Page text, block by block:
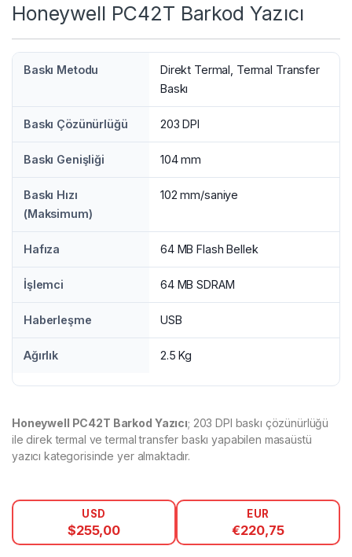
Honeywell PC42T Barkod Yazıcı
Baskı Metodu
Direkt Termal, Termal Transfer
Baskı
Baskı Çözünürlüğü 203 DPI
Baskı Genişliği 104 mm
Baskı Hızı
(Maksimum)
102 mm/saniye
Hafıza 64 MB Flash Bellek
İşlemci 64 MB SDRAM
Haberleşme USB
Ağırlık 2.5 Kg
Honeywell PC42T Barkod Yazıcı; 203 DPI baskı çözünürlüğü
ile direk termal ve termal transfer baskı yapabilen masaüstü
yazıcı kategorisinde yer almaktadır.
USD
$255,00
EUR
€220,75